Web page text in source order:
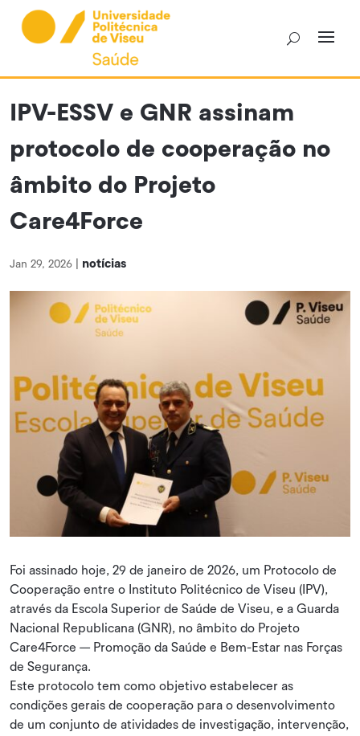
content
IPV-ESSV e GNR assinam
protocolo de cooperação no
âmbito do Projeto
Care4Force
Jan 29, 2026 notícias
Foi assinado hoje, 29 de janeiro de 2026, um Protocolo de
Cooperação entre o Instituto Politécnico de Viseu (IPV),
através da Escola Superior de Saúde de Viseu, e a Guarda
Nacional Republicana (GNR), no âmbito do Projeto
Care4Force — Promoção da Saúde e Bem-Estar nas Forças
de Segurança.
Este protocolo tem como objetivo estabelecer as
condições gerais de cooperação para o desenvolvimento
de um conjunto de atividades de investigação, intervenção,